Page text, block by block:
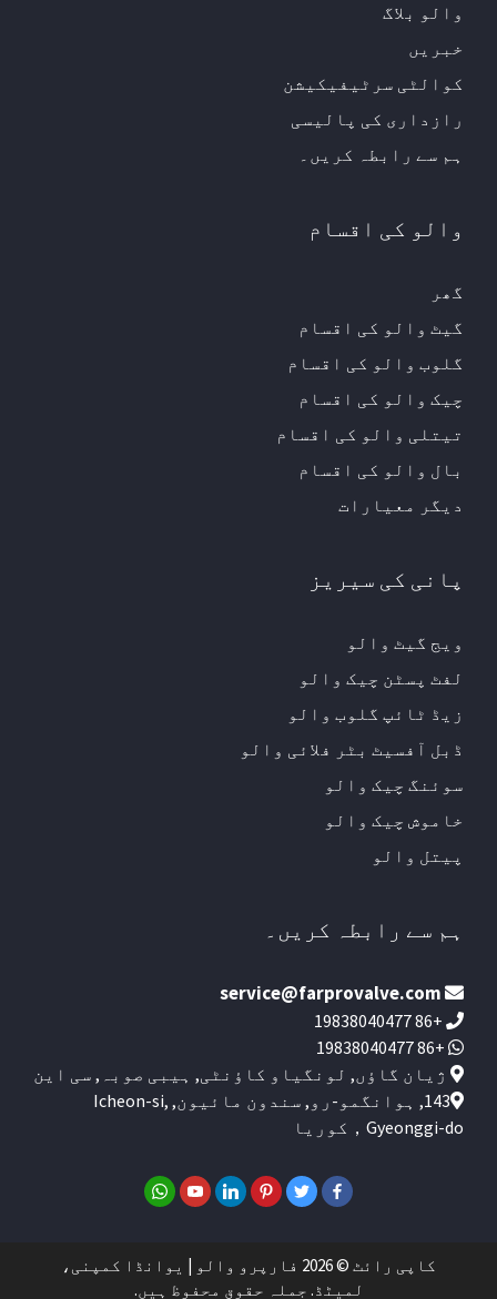
والو بلاگ
خبریں
کوالٹی سرٹیفیکیشن
رازداری کی پالیسی
ہم سے رابطہ کریں۔
والو کی اقسام
گھر
گیٹ والو کی اقسام
گلوب والو کی اقسام
چیک والو کی اقسام
تیتلی والو کی اقسام
بال والو کی اقسام
دیگر معیارات
پانی کی سیریز
ویج گیٹ والو
لفٹ پسٹن چیک والو
زیڈ ٹائپ گلوب والو
ڈبل آفسیٹ بٹر فلائی والو
سوئنگ چیک والو
خاموش چیک والو
پیتل والو
ہم سے رابطہ کریں۔
service@farprovalve.com
+86 19838040477
+86 19838040477
ژیان گاؤں, لونگیاو کاؤنٹی, ہیبی صوبہ, سی این
143, ہوانگمو-رو, سندون مائیون, Icheon-si,
Gyeonggi-do，کوریا
کاپی رائٹ © 2026 فارپرو والو | یوانڈا کمپنی،
لمیٹڈ. جملہ حقوق محفوظ ہیں.